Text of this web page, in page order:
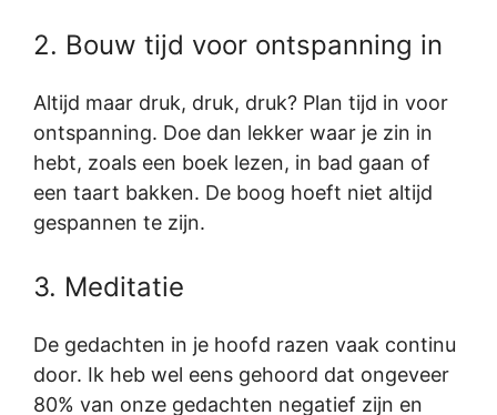
2. Bouw tijd voor ontspanning in
Altijd maar druk, druk, druk? Plan tijd in voor
ontspanning. Doe dan lekker waar je zin in
hebt, zoals een boek lezen, in bad gaan of
een taart bakken. De boog hoeft niet altijd
gespannen te zijn.
3. Meditatie
De gedachten in je hoofd razen vaak continu
door. Ik heb wel eens gehoord dat ongeveer
80% van onze gedachten negatief zijn en